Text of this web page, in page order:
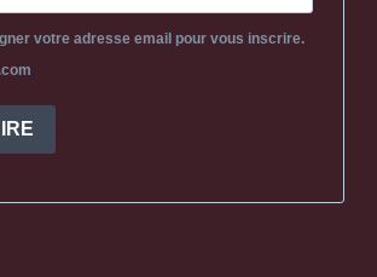
votre adresse email pour vous inscrire.